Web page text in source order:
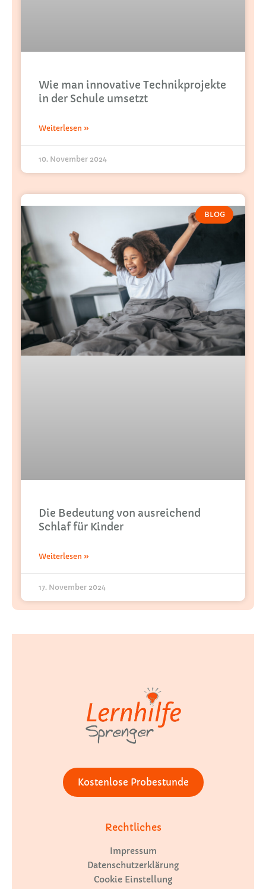
Wie man innovative Technikprojekte
in der Schule umsetzt
Weiterlesen »
10. November 2024
BLOG
Die Bedeutung von ausreichend
Schlaf für Kinder
Weiterlesen »
17. November 2024
Kostenlose Probestunde
Rechtliches
Impressum
Datenschutzerklärung
Cookie Einstellung